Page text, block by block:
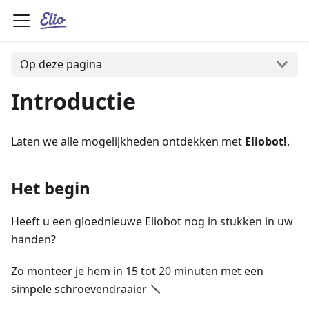
Op deze pagina
Introductie
Laten we alle mogelijkheden ontdekken met Eliobot!.
Het begin
Heeft u een gloednieuwe Eliobot nog in stukken in uw
handen?
Zo monteer je hem in 15 tot 20 minuten met een
simpele schroevendraaier 🪛